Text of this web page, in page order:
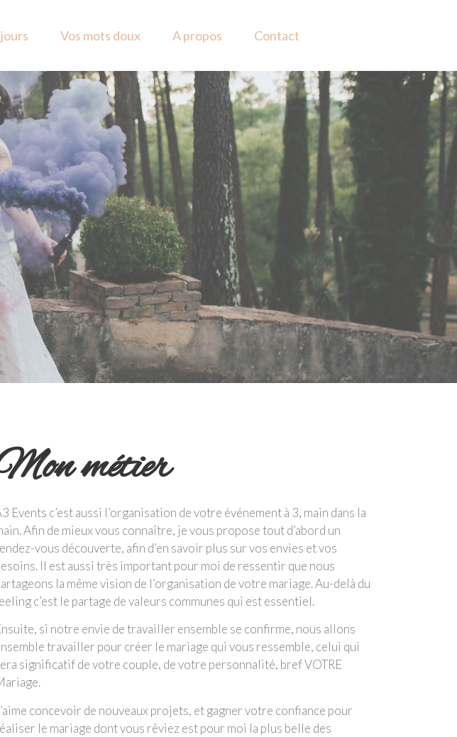
Vos mots doux A propos Contact
métier
Events c’est aussi l’organisation de votre événement à 3, main dans la
Afin de mieux vous connaître, je vous propose tout d’abord un
vous découverte, afin d’en savoir plus sur vos envies et vos
Il est aussi très important pour moi de ressentir que nous
la même vision de l’organisation de votre mariage. Au-delà du
c’est le partage de valeurs communes qui est essentiel.
si notre envie de travailler ensemble se confirme, nous allons
travailler pour créer le mariage qui vous ressemble, celui qui
significatif de votre couple, de votre personnalité, bref VOTRE
concevoir de nouveaux projets, et gagner votre confiance pour
le mariage dont vous rêviez est pour moi la plus belle des